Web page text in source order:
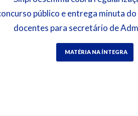
público e entrega minuta do
docentes para secretário de
MATÉRIA NA ÍNTEGRA